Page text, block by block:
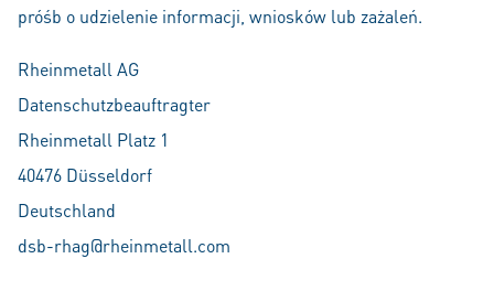
próśb o udzielenie informacji, wniosków lub zażaleń.
Rheinmetall AG
Datenschutzbeauftragter
Rheinmetall Platz 1
40476 Düsseldorf
Deutschland
dsb-rhag@rheinmetall.com